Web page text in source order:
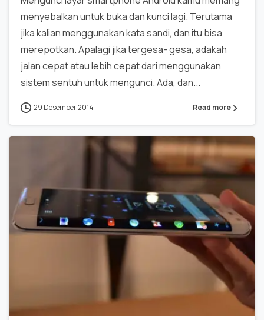
menyebalkan untuk buka dan kunci lagi. Terutama
jika kalian menggunakan kata sandi, dan itu bisa
merepotkan. Apalagi jika tergesa- gesa, adakah
jalan cepat atau lebih cepat dari menggunakan
sistem sentuh untuk mengunci. Ada, dan...
29 Desember 2014 Read more
0